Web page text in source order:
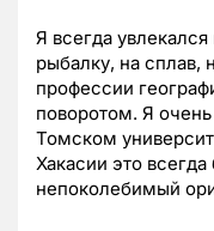
Я всегда
рыбалку, на сплав,
профессии
поворотом. Я
Томском
Хакасии это
непоколебимый